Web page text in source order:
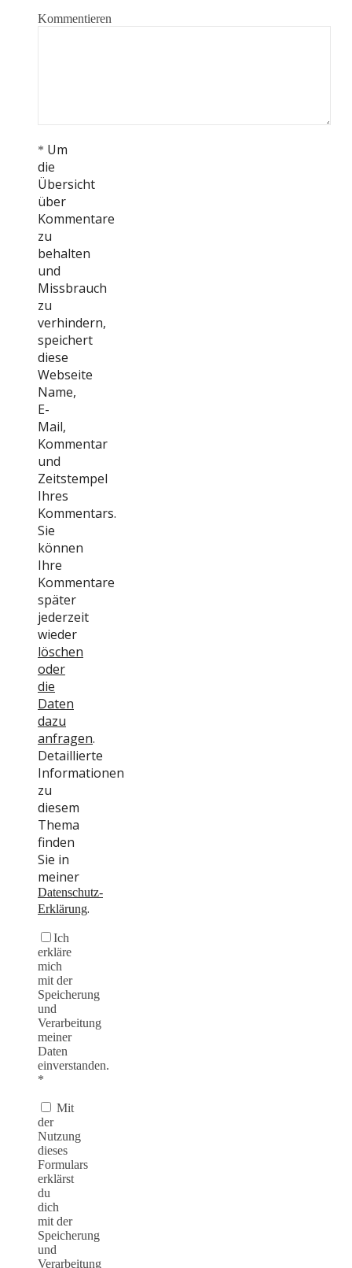
Kommentieren
* Um
die
Übersicht
über
Kommentare
zu
behalten
und
Missbrauch
zu
verhindern,
speichert
diese
Webseite
Name,
E-
Mail,
Kommentar
und
Zeitstempel
Ihres
Kommentars.
Sie
können
Ihre
Kommentare
später
jederzeit
wieder
löschen
oder
die
Daten
dazu
anfragen.
Detaillierte
Informationen
zu
diesem
Thema
finden
Sie in
meiner
Datenschutz-
Erklärung.
Ich
erkläre
mich
mit der
Speicherung
und
Verarbeitung
meiner
Daten
einverstanden.
*
Mit
der
Nutzung
dieses
Formulars
erklärst
du
dich
mit der
Speicherung
und
Verarbeitung